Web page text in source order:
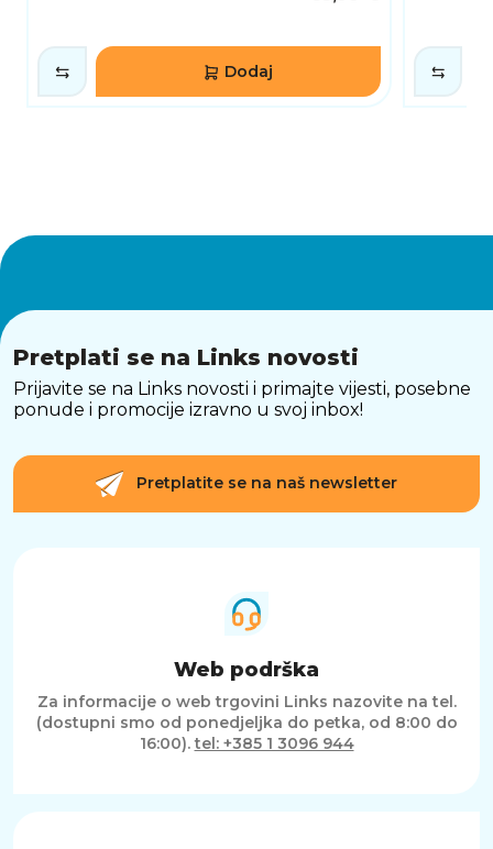
Dodaj
Pretplati se na Links novosti
Prijavite se na Links novosti i primajte vijesti, posebne
ponude i promocije izravno u svoj inbox!
Pretplatite se na naš newsletter
Web podrška
Za informacije o web trgovini Links nazovite na tel.
(dostupni smo od ponedjeljka do petka, od 8:00 do
16:00).tel: +385 1 3096 944